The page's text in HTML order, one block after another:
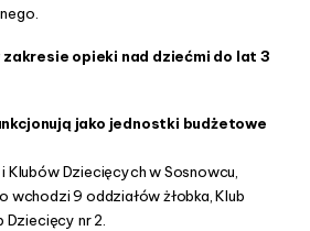
zakresie opieki nad dziećmi do lat 3
jako jednostki budżetowe
i Klubów Dziecięcych w Sosnowcu,
wchodzi 9 oddziałów żłobka, Klub
Dziecięcy nr 2.